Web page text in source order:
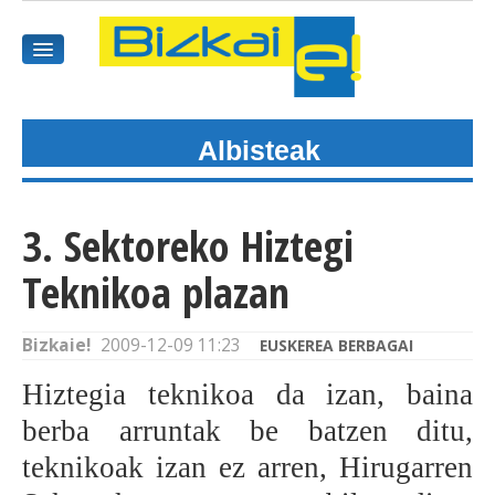
GAIAK
AGENDEA
ALBISTE GUZTIAK
BIDEOAK
Albisteak
3. Sektoreko Hiztegi
Teknikoa plazan
Bizkaie! 2009-12-09 11:23 EUSKEREA BERBAGAI
Hiztegia teknikoa da izan, baina
berba arruntak be batzen ditu,
teknikoak izan ez arren, Hirugarren